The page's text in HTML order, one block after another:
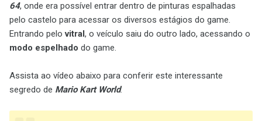
64, onde era possível entrar dentro de pinturas espalhadas
pelo castelo para acessar os diversos estágios do game.
Entrando pelovitral, o veículo saiu do outro lado, acessando o
modo espelhado do game.
Assista ao vídeo abaixo para conferir este interessante
segredo de Mario Kart World.